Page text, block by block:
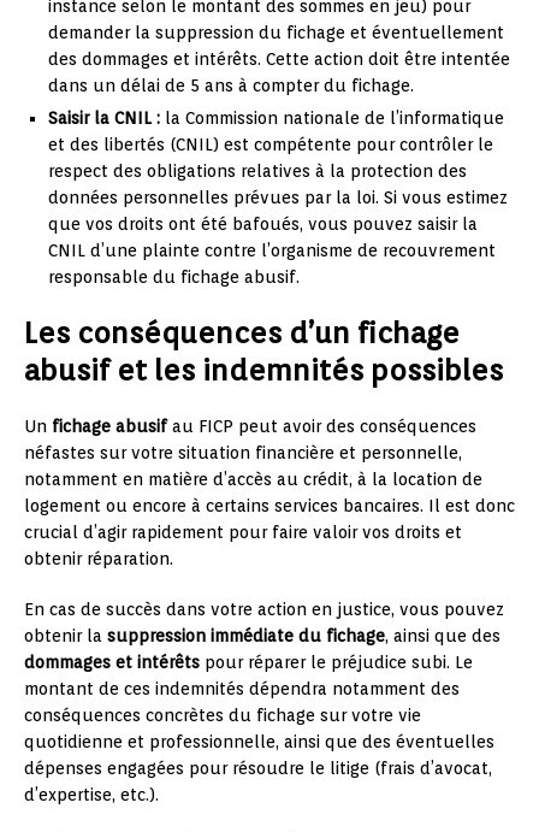
instance selon le montant des sommes en jeu) pour
demander la suppression du fichage et éventuellement
des dommages et intérêts. Cette action doit être intentée
dans un délai de 5 ans à compter du fichage.
Saisir la CNIL : la Commission nationale de l’informatique
et des libertés (CNIL) est compétente pour contrôler le
respect des obligations relatives à la protection des
données personnelles prévues par la loi. Si vous estimez
que vos droits ont été bafoués, vous pouvez saisir la
CNIL d’une plainte contre l’organisme de recouvrement
responsable du fichage abusif.
Les conséquences d’un fichage
abusif et les indemnités possibles
Un fichage abusifau FICP peut avoir des conséquences
néfastes sur votre situation financière et personnelle,
notamment en matière d’accès au crédit, à la location de
logement ou encore à certains services bancaires. Il est donc
crucial d’agir rapidement pour faire valoir vos droits et
obtenir réparation.
En cas de succès dans votre action en justice, vous pouvez
obtenir la suppression immédiate du fichage, ainsi que des
dommages et intérêts pour réparer le préjudice subi. Le
montant de ces indemnités dépendra notamment des
conséquences concrètes du fichage sur votre vie
quotidienne et professionnelle, ainsi que des éventuelles
dépenses engagées pour résoudre le litige (frais d’avocat,
d’expertise, etc.).